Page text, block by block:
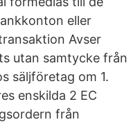
eller
Avser
utan samtycke från
säljföretag om 1.
enskilda 2 EC
från